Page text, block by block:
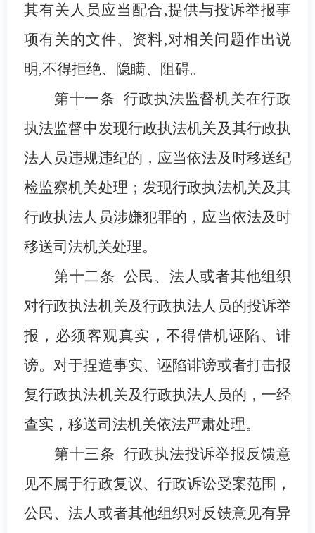
其有关人员应当配合,提供与投诉举报事
项有关的文件、资料,对相关问题作出说
明,不得拒绝、隐瞒、阻碍。
第十一条 行政执法监督机关在行政
执法监督中发现行政执法机关及其行政执
法人员违规违纪的，应当依法及时移送纪
检监察机关处理；发现行政执法机关及其
行政执法人员涉嫌犯罪的，应当依法及时
移送司法机关处理。
第十二条 公民、法人或者其他组织
对行政执法机关及行政执法人员的投诉举
报，必须客观真实，不得借机诬陷、诽
谤。对于捏造事实、诬陷诽谤或者打击报
复行政执法机关及行政执法人员的，一经
查实，移送司法机关依法严肃处理。
第十三条 行政执法投诉举报反馈意
见不属于行政复议、行政诉讼受案范围，
公民、法人或者其他组织对反馈意见有异